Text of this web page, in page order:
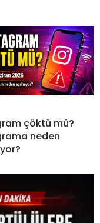
çöktü mü?
neden